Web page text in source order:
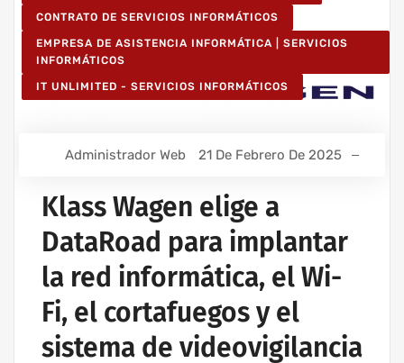
CONTRATO DE SERVICIOS INFORMÁTICOS
EMPRESA DE ASISTENCIA INFORMÁTICA | SERVICIOS
INFORMÁTICOS
IT UNLIMITED - SERVICIOS INFORMÁTICOS
Administrador Web 21 De Febrero De 2025
Klass Wagen elige a
DataRoad para implantar
la red informática, el Wi-
Fi, el cortafuegos y el
sistema de videovigilancia